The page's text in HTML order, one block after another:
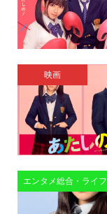
映画
エンタメ総合・ライフ